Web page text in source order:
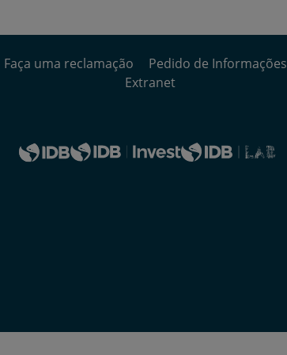
Faça uma reclamação
Pedido de Informações
Extranet